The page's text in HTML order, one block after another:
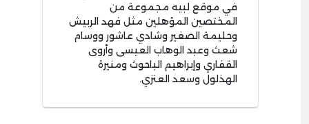
في موقع لبيه مجموعة من
المختصين المؤهلين مثل فهد الربيش
وحليمة الصغير وشادي عاشور ووسام
شعث وعبد الوهاب العيسى وأروى
القفاري وإبراهيم الباحوث ومنيرة
الهذلول وسعد العنزي.